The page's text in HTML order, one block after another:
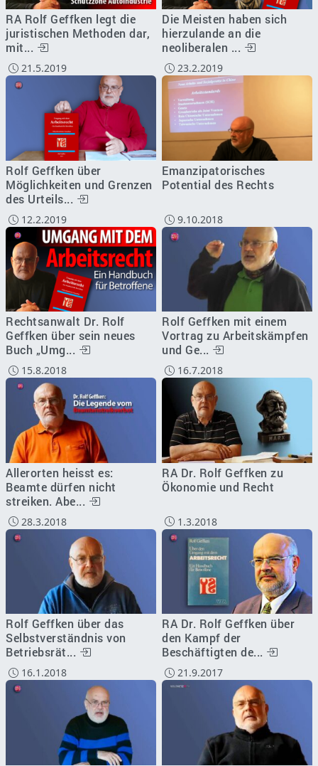
RA Rolf Geffken legt die
juristischen Methoden dar,
mit...
Die Meisten haben sich
hierzulande an die
neoliberalen ...
21.5.2019
Rolf Geffken über
Möglichkeiten und Grenzen
des Urteils...
23.2.2019
Emanzipatorisches
Potential des Rechts
12.2.2019
Rechtsanwalt Dr. Rolf
Geffken über sein neues
Buch „Umg...
9.10.2018
Rolf Geffken mit einem
Vortrag zu Arbeitskämpfen
und Ge...
15.8.2018
Allerorten heisst es:
Beamte dürfen nicht
streiken. Abe...
16.7.2018
RA Dr. Rolf Geffken zu
Ökonomie und Recht
28.3.2018
Rolf Geffken über das
Selbstverständnis von
Betriebsrät...
1.3.2018
RA Dr. Rolf Geffken über
den Kampf der
Beschäftigten de...
16.1.2018 21.9.2017